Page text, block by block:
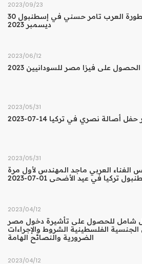
23‏/09‏/2023
حفل إسطورة العرب تامر حسني في إسطنبول 30
ديسمبر 2023
12‏/06‏/2023
الحصول على فيزا مصر للسودانيين 2023
31‏/05‏/2023
أصالة نصري في تركيا 14-07-2023
31‏/05‏/2023
الغناء العربي ماجد المهندس لأول مرة
تركيا في عيد الأضحى 01-07-2023
12‏/04‏/2023
شامل للحصول على تأشيرة دخول مصر
الفلسطينية الشروط والإجراءات
الضرورية والنصائح الهامة
12‏/04‏/2023